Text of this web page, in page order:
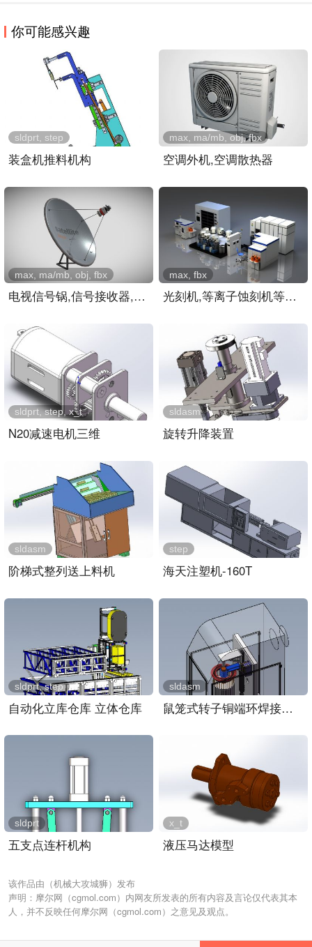
你可能感兴趣
装盒机推料机构
sldprt, step
空调外机,空调散热器
max, ma/mb, obj, fbx
电视信号锅,信号接收器,屋..
max, ma/mb, obj, fbx
光刻机,等离子蚀刻机等芯片..
max, fbx
N20减速电机三维
sldprt, step, x_t
旋转升降装置
sldasm
阶梯式整列送上料机
sldasm
海天注塑机-160T
step
自动化立库仓库 立体仓库
sldprt, step
鼠笼式转子铜端环焊接装置..
sldasm
五支点连杆机构
sldprt
液压马达模型
x_t
该作品由（机械大攻城狮）发布
声明：摩尔网（cgmol.com）内网友所发表的所有内容及言论仅代表其本
人，并不反映任何摩尔网（cgmol.com）之意见及观点。